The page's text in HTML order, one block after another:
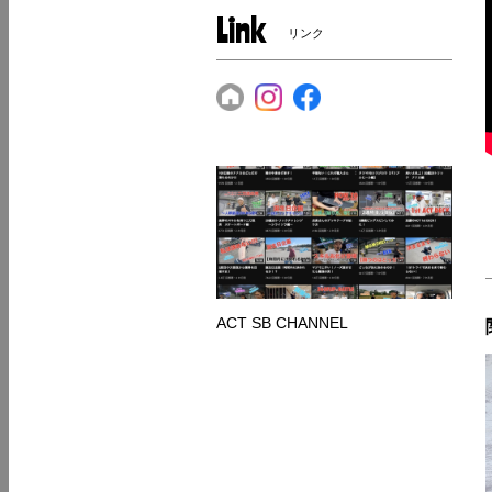
Link リンク
ACT SB CHANNEL